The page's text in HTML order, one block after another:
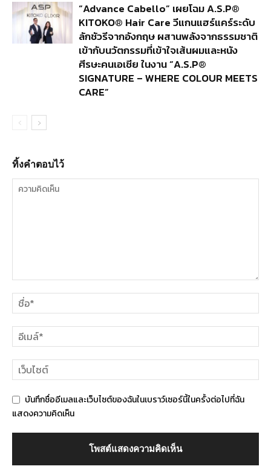
“Advance Cabello” เผยโฉม A.S.P®
KITOKO® Hair Care วีแกนแฮร์แคร์ระดับ
ลักชัวรีจากอังกฤษ ผสานพลังจากธรรมชาติ
เข้ากับนวัตกรรมที่เข้าใจเส้นผมและหนัง
ศีรษะคนเอเชีย ในงาน “A.S.P®
SIGNATURE – WHERE COLOUR MEETS
CARE”
ทิ้งคำตอบไว้
บันทึกชื่ออีเมลและเว็บไซต์ของฉันในเบราว์เซอร์นี้ในครั้งต่อไปที่ฉัน
แสดงความคิดเห็น